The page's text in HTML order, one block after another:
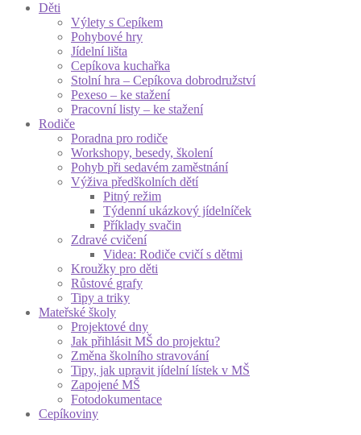
Děti
Výlety s Cepíkem
Pohybové hry
Jídelní lišta
Cepíkova kuchařka
Stolní hra – Cepíkova dobrodružství
Pexeso – ke stažení
Pracovní listy – ke stažení
Rodiče
Poradna pro rodiče
Workshopy, besedy, školení
Pohyb při sedavém zaměstnání
Výživa předškolních dětí
Pitný režim
Týdenní ukázkový jídelníček
Příklady svačin
Zdravé cvičení
Videa: Rodiče cvičí s dětmi
Kroužky pro děti
Růstové grafy
Tipy a triky
Mateřské školy
Projektové dny
Jak přihlásit MŠ do projektu?
Změna školního stravování
Tipy, jak upravit jídelní lístek v MŠ
Zapojené MŠ
Fotodokumentace
Cepíkoviny